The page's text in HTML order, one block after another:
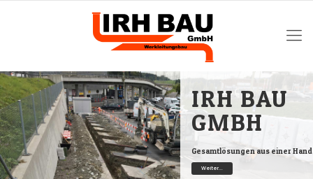
IRH BAU
GMBH
Gesamtlösungen aus einer
Weiter...